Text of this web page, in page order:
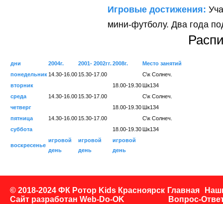
Игровые достижения:
мини-футболу. Два года
дни 2004г. 2001- 2002гг.2008г.
Место занятий
понедельник 14.30-16.00 15.30-17.00
С\к Солнеч.
вторник
18.00-19.30Шк134
среда
14.30-16.00 15.30-17.00
С\к Солнеч.
четверг
18.00-19.30Шк134
пятница
14.30-16.00 15.30-17.00
С\к Солнеч.
суббота
18.00-19.30Шк134
воскресенье
игровой
день
игровой
день
игровой
день
Главная
Вопрос-
© 2018-2024 ФК Ротор Kids Красноярск
Сайт разработан Web-Do-OK